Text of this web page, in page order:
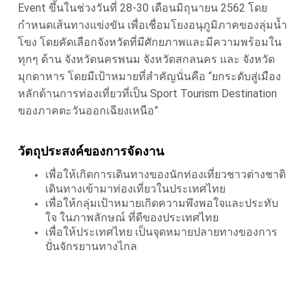
Event ขึ้นในช่วงวันที่ 28-30 เดือนมิถุนายน 2562 โดย
กำหนดเส้นทางแข่งขัน เพื่อเชื่อมโยงอนุภูมิภาคของลุ่มน้ำ
โขง โดยคัดเลือกจังหวัดที่มีศักยภาพและมีความพร้อมใน
ทุกๆ ด้าน จังหวัดนครพนม จังหวัดสกลนคร และ จังหวัด
มุกดาหาร โดยมีเป้าหมายที่สำคัญนั่นคือ “ยกระดับสู่เมือง
หลักด้านการท่องเที่ยวที่เป็น Sport Tourism Destination
ของภาคตะวันออกเฉียงเหนือ”
วัตถุประสงค์ของการจัดงาน
เพื่อให้เกิดการเดินทางของนักท่องเที่ยวชาวต่างชาติ
เดินทางเข้ามาท่องเที่ยวในประเทศไทย
เพื่อให้กลุ่มเป้าหมายเกิดความพึงพอใจและประทับ
ใจ ในภาพลักษณ์ ที่ดีของประเทศไทย
เพื่อให้ประเทศไทย เป็นจุดหมายปลายทางของการ
ปั่นจักรยานทางไกล